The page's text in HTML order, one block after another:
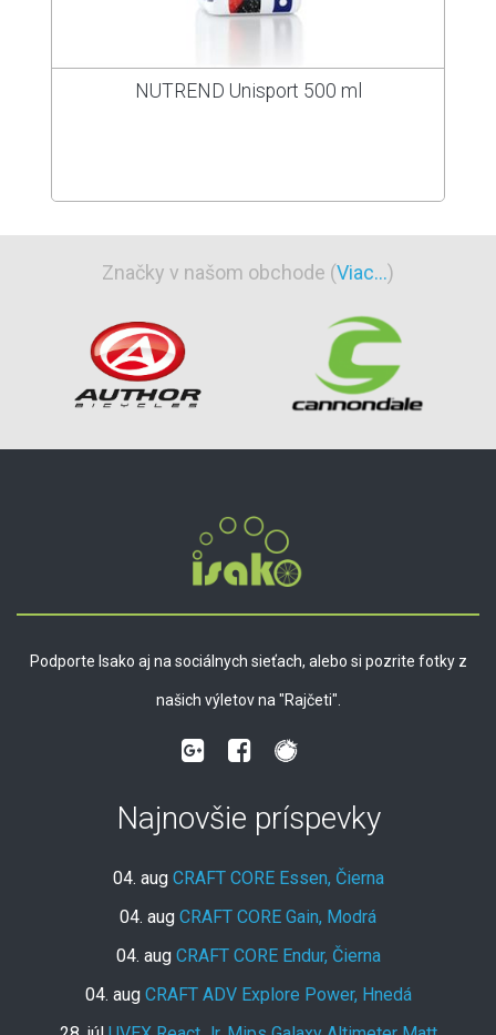
NUTREND Unisport 500 ml
Značky v našom obchode (Viac...)
Podporte Isako aj na sociálnych sieťach, alebo si pozrite fotky z
našich výletov na "Rajčeti".
Najnovšie príspevky
04. aug CRAFT CORE Essen, Čierna
04. aug CRAFT CORE Gain, Modrá
04. aug CRAFT CORE Endur, Čierna
04. aug CRAFT ADV Explore Power, Hnedá